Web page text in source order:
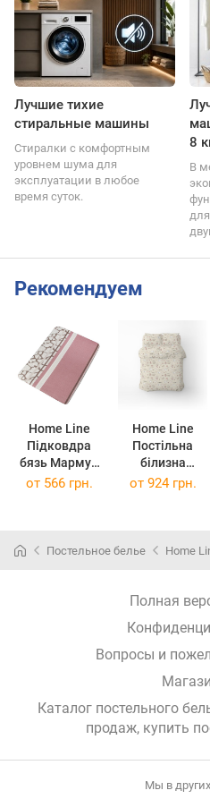
Лучшие тихие
стиральные машины
Стиралки с комфортным
уровнем шума для
эксплуатации в любое
время суток.
8
В
Рекомендуем
Home Line
Підковдра
бязь Мармур
бежевий
Home Line
Постільна
білизна
Котяча
полуторний
от 566 грн. от 924 грн.
Постельное белье Home
Полная
Вопросы и
Каталог постельного
продаж, купить
Мы в